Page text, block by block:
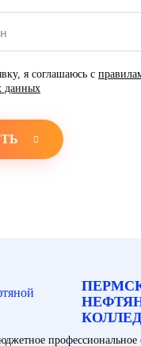
я соглашаюсь с
данных
профессиональное